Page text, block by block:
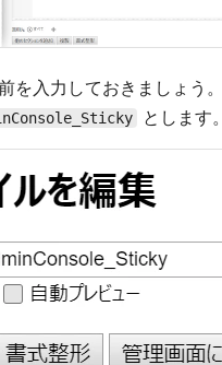
を入力しておきましょう
とします。